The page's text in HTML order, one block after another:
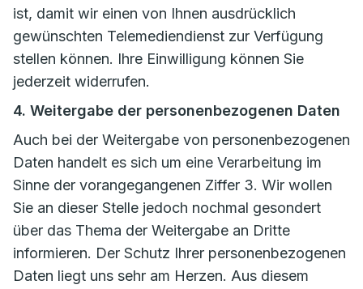
ist, damit wir einen von Ihnen ausdrücklich
gewünschten Telemediendienst zur Verfügung
stellen können. Ihre Einwilligung können Sie
jederzeit widerrufen.
4. Weitergabe der personenbezogenen Daten
Auch bei der Weitergabe von personenbezogenen
Daten handelt es sich um eine Verarbeitung im
Sinne der vorangegangenen Ziffer 3. Wir wollen
Sie an dieser Stelle jedoch nochmal gesondert
über das Thema der Weitergabe an Dritte
informieren. Der Schutz Ihrer personenbezogenen
Daten liegt uns sehr am Herzen. Aus diesem